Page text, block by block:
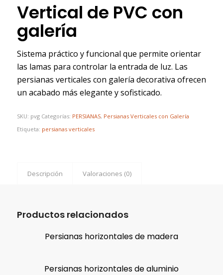
Vertical de PVC con
galería
Sistema práctico y funcional que permite orientar
las lamas para controlar la entrada de luz. Las
persianas verticales con galería decorativa ofrecen
un acabado más elegante y sofisticado.
SKU: pvg Categorías: PERSIANAS, Persianas Verticales con Galería
Etiqueta: persianas verticales
Descripción Valoraciones (0)
Productos relacionados
Persianas horizontales de madera
Persianas horizontales de aluminio